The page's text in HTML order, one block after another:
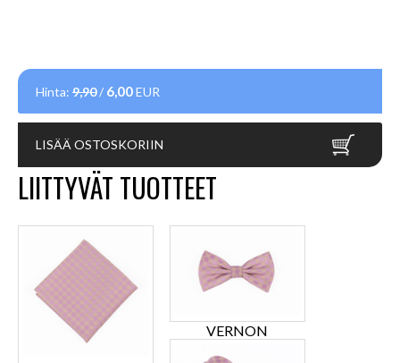
Hinta: 9,90/ 6,00EUR
LISÄÄ OSTOSKORIIN
LIITTYVÄT TUOTTEET
VERNON